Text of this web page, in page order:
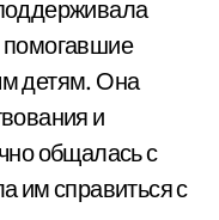
детям. Она
и
общалась с
им справиться с